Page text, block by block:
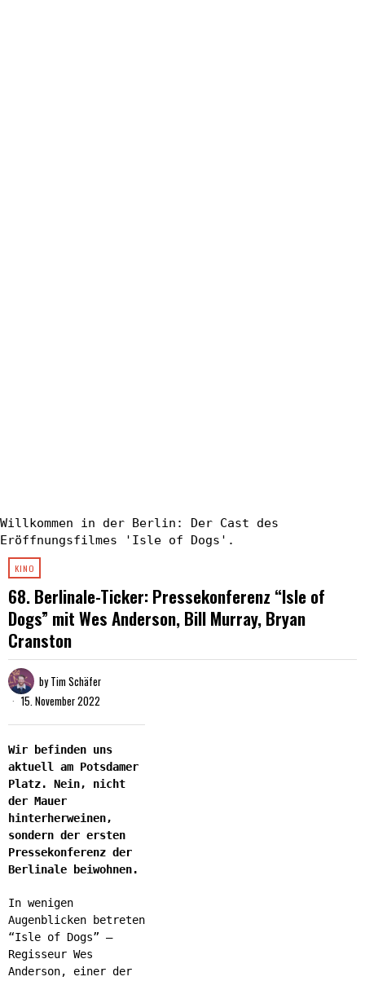
Willkommen in der Berlin: Der Cast des
Eröffnungsfilmes 'Isle of Dogs'.
KINO
68. Berlinale-Ticker: Pressekonferenz “Isle of
Dogs” mit Wes Anderson, Bill Murray, Bryan
Cranston
byTim Schäfer
15. November 2022
Wir befinden uns
aktuell am Potsdamer
Platz. Nein, nicht
der Mauer
hinterherweinen,
sondern der ersten
Pressekonferenz der
Berlinale beiwohnen.
In wenigen
Augenblicken betreten
“Isle of Dogs” –
Regisseur Wes
Anderson, einer der